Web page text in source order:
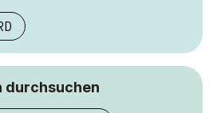
durchsuchen